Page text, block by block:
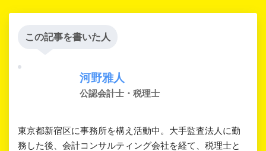
この記事を書いた人
河野雅人
公認会計士・税理士
東京都新宿区に事務所を構え活動中。大手監査法人に勤
務した後、会計コンサルティング会社を経て、税理士と